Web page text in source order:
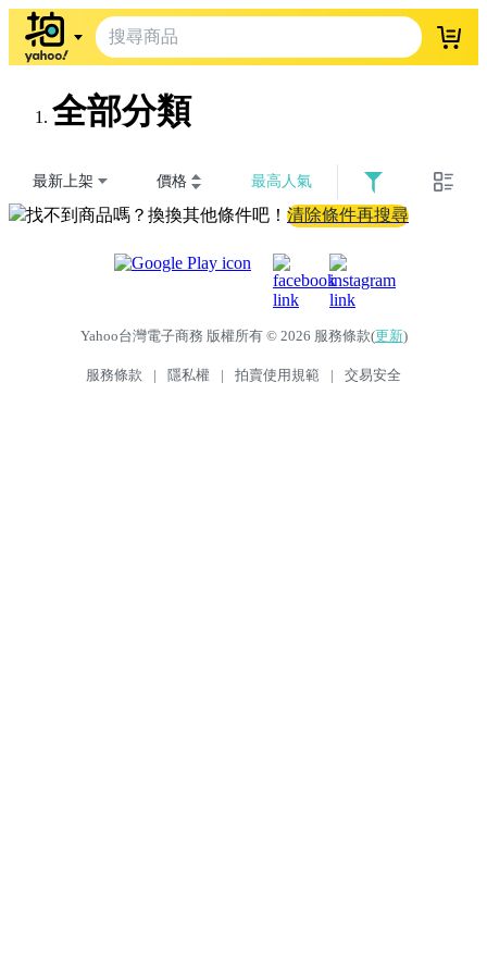
登入
全部分類
最新上架 價格 最高人氣
找不到商品嗎？換換其他條件吧！ 清除條件再搜尋
Yahoo台灣電子商務 版權所有 © 2026 服務條款(更新)
服務條款 | 隱私權 | 拍賣使用規範 | 交易安全